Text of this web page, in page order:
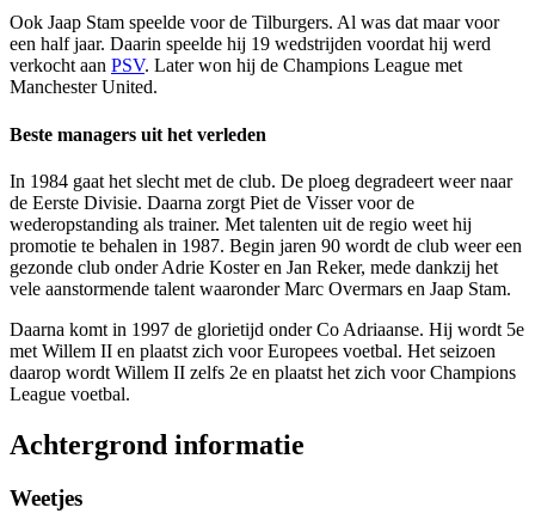
Ook Jaap Stam speelde voor de Tilburgers. Al was dat maar voor
een half jaar. Daarin speelde hij 19 wedstrijden voordat hij werd
verkocht aan PSV. Later won hij de Champions League met
Manchester United.
Beste managers uit het verleden
In 1984 gaat het slecht met de club. De ploeg degradeert weer naar
de Eerste Divisie. Daarna zorgt Piet de Visser voor de
wederopstanding als trainer. Met talenten uit de regio weet hij
promotie te behalen in 1987. Begin jaren 90 wordt de club weer een
gezonde club onder Adrie Koster en Jan Reker, mede dankzij het
vele aanstormende talent waaronder Marc Overmars en Jaap Stam.
Daarna komt in 1997 de glorietijd onder Co Adriaanse. Hij wordt 5e
met Willem II en plaatst zich voor Europees voetbal. Het seizoen
daarop wordt Willem II zelfs 2e en plaatst het zich voor Champions
League voetbal.
Achtergrond informatie
Weetjes